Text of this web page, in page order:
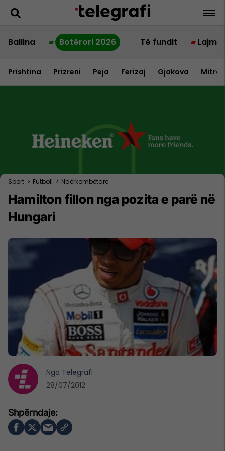
Ballina Botërori 2026 Të fundit Lajme
Prishtina Prizreni Peja Ferizaj Gjakova
Sport > Futboll > Ndërkombëtare
Hamilton fillon nga pozita e parë në
Hungari
Nga Telegrafi
28/07/2012